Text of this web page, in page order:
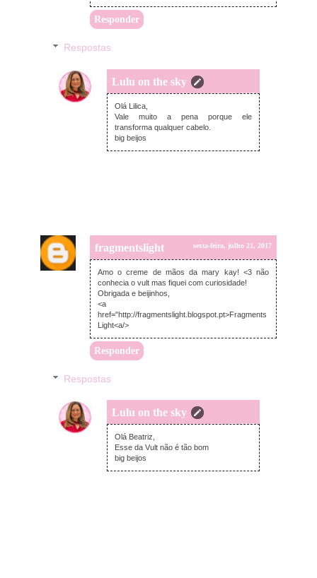
Responder
Respostas
Lulu on the sky
domingo, julho 23, 2017
Olá Lilica,
Vale muito a pena porque ele
transforma qualquer cabelo.
big beijos
fragmentslight sexta-feira, julho 21, 2017
Amo o creme de mãos da mary kay! <3 não
conhecia o vult mas fiquei com curiosidade!
Obrigada e beijinhos,
<a
href="http://fragmentslight.blogspot.pt>Fragments
Light<a/>
Responder
Respostas
Lulu on the sky
domingo, julho 23, 2017
Olá Beatriz,
Esse da Vult não é tão bom
big beijos